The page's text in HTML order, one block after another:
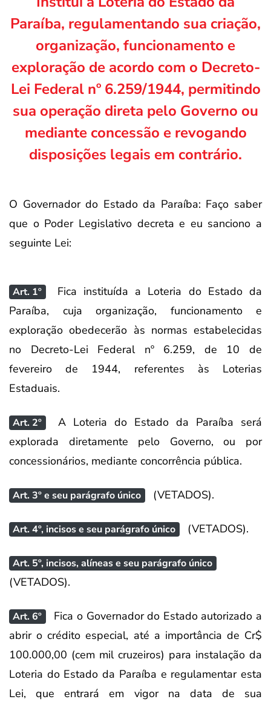
Paraíba, regulamentando sua criação,
organização, funcionamento e
exploração de acordo com o Decreto-
Lei Federal nº 6.259/1944, permitindo
sua operação direta pelo Governo ou
mediante concessão e revogando
disposições legais em contrário.
O Governador do Estado da Paraíba: Faço saber
que o Poder Legislativo decreta e eu sanciono a
seguinte Lei:
Art. 1º
Fica instituída a Loteria do Estado da
Paraíba, cuja organização, funcionamento e
exploração obedecerão às normas estabelecidas
no Decreto-Lei Federal nº 6.259, de 10 de
fevereiro de 1944, referentes às Loterias
Estaduais.
Art. 2º
A Loteria do Estado da Paraíba será
explorada diretamente pelo Governo, ou por
concessionários, mediante concorrência pública.
Art. 3º e seu parágrafo único (VETADOS).
Art. 4º, incisos e seu parágrafo único (VETADOS).
Art. 5º, incisos, alíneas e seu parágrafo único
(VETADOS).
Art. 6º
Fica o Governador do Estado autorizado a
abrir o crédito especial, até a importância de Cr$
100.000,00 (cem mil cruzeiros) para instalação da
Loteria do Estado da Paraíba e regulamentar esta
Lei, que entrará em vigor na data de sua